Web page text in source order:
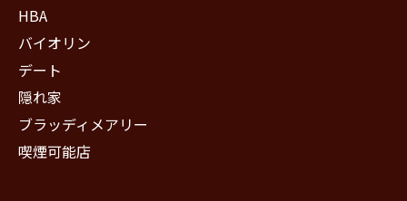
HBA
バイオリン
デート
隠れ家
ブラッディメアリー
喫煙可能店